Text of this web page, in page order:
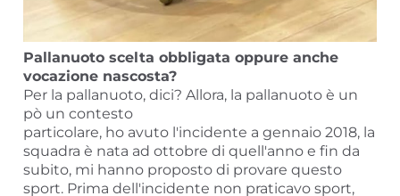
Pallanuoto scelta obbligata oppure anche
vocazione nascosta?
Per la pallanuoto, dici? Allora, la pallanuoto è un
pò un contesto
particolare, ho avuto l'incidente a gennaio 2018, la
squadra è nata ad ottobre di quell'anno e fin da
subito, mi hanno proposto di provare questo
sport. Prima dell'incidente non praticavo sport,